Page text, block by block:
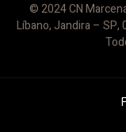
© 2024 CN
Líbano, Jandira –